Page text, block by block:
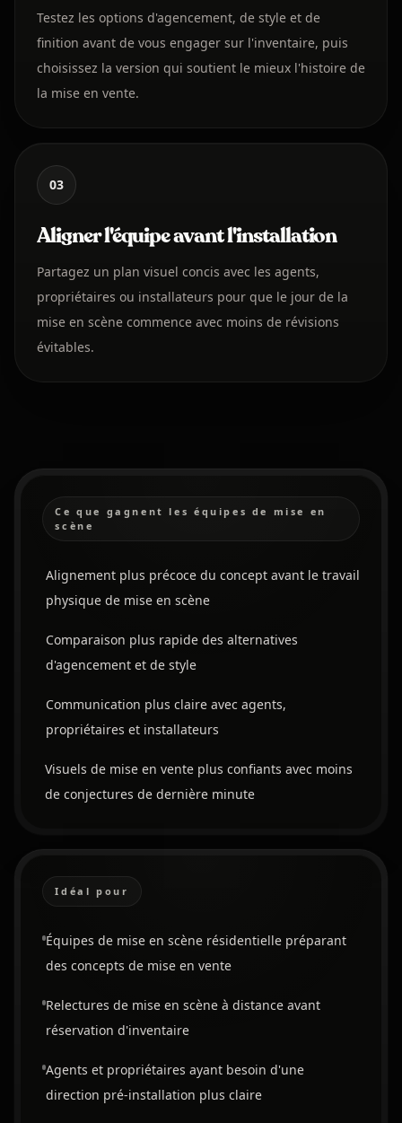
Testez les options d'agencement, de style et de
finition avant de vous engager sur l'inventaire, puis
choisissez la version qui soutient le mieux l'histoire de
la mise en vente.
03
Aligner l'équipe avant l'installation
Partagez un plan visuel concis avec les agents,
propriétaires ou installateurs pour que le jour de la
mise en scène commence avec moins de révisions
évitables.
Ce que gagnent les équipes de mise en
scène
Alignement plus précoce du concept avant le travail
physique de mise en scène
Comparaison plus rapide des alternatives
d'agencement et de style
Communication plus claire avec agents,
propriétaires et installateurs
Visuels de mise en vente plus confiants avec moins
de conjectures de dernière minute
Idéal pour
Équipes de mise en scène résidentielle préparant
des concepts de mise en vente
Relectures de mise en scène à distance avant
réservation d'inventaire
Agents et propriétaires ayant besoin d'une
direction pré-installation plus claire